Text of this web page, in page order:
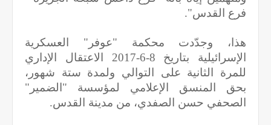
فرع القدس".
هذا، وجدّدت محكمة "عوفر" العسكرية
الإسرائيلية بتاريخ 8-6-2017 الاعتقال الإداري
للمرة الثانية على التوالي ولمدة ستة شهور،
بحق المنسق الإعلامي لمؤسسة "الضمير"
الصحفي حسن الصفدي، من مدينة القدس.